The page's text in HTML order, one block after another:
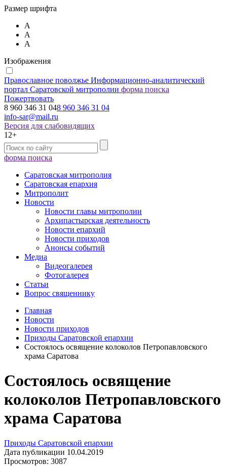
Размер шрифта
А
А
А
Изображения
Православное поволжье Информационно-аналитический
портал Саратовской митрополии форма поиска
Пожертвовать
8 960 346 31 048 960 346 31 04
info-sar@mail.ru
Версия для слабовидящих
12+
форма поиска
Саратовская митрополия
Саратовская епархия
Митрополит
Новости
Новости главы митрополии
Архипастырская деятельность
Новости епархий
Новости приходов
Анонсы событий
Медиа
Видеогалерея
Фотогалерея
Статьи
Вопрос священнику
Главная
Новости
Новости приходов
Приходы Саратовской епархии
Состоялось освящение колоколов Петропавловского
храма Саратова
Состоялось освящение
колоколов Петропавловского
храма Саратова
Приходы Саратовской епархии
Дата публикации 10.04.2019
Просмотров: 3087